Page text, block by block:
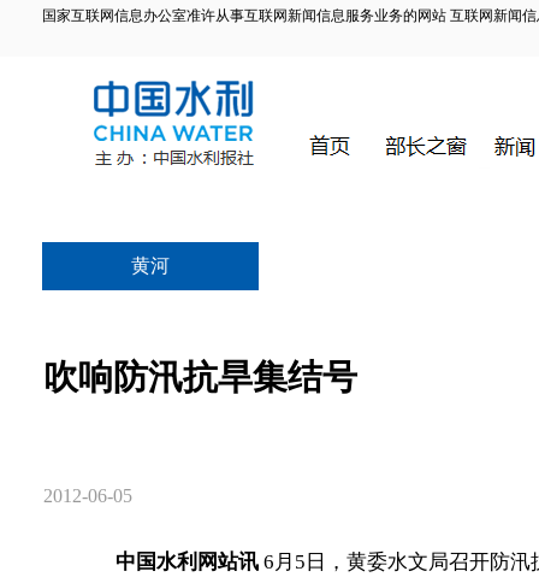
国家互联网信息办公室准许从事互联网新闻信息服务业务的网站 互联网新闻信
黄河
吹响防汛抗旱集结号
2012-06-05
中国水利网站讯 6月5日，黄委水文局召开防